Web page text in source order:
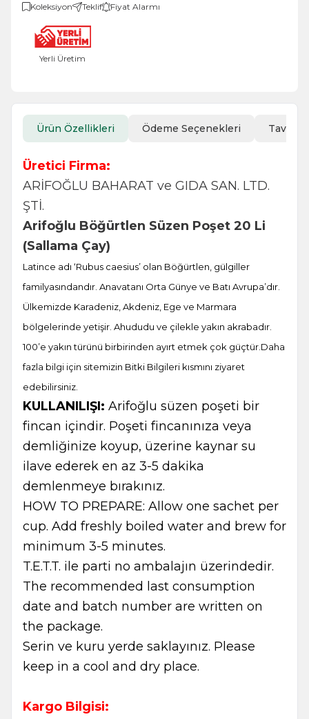
Koleksiyon Teklif Fiyat Alarmı
Yerli Üretim
Ürün Özellikleri Ödeme Seçenekleri Tavsiye
Üretici Firma:
ARİFOĞLU BAHARAT ve GIDA SAN. LTD.
ŞTİ.
Arifoğlu Böğürtlen Süzen Poşet 20 Li
(Sallama Çay)
Latince adı ‘Rubus caesius’ olan Böğürtlen, gülgiller
familyasındandır. Anavatanı Orta Günye ve Batı Avrupa’dır.
Ülkemizde Karadeniz, Akdeniz, Ege ve Marmara
bölgelerinde yetişir. Ahududu ve çilekle yakın akrabadır.
100’e yakın türünü birbirinden ayırt etmek çok güçtür.Daha
fazla bilgi için sitemizin Bitki Bilgileri kısmını ziyaret
edebilirsiniz.
KULLANILIŞI: Arifoğlu süzen poşeti bir
fincan içindir. Poşeti fincanınıza veya
demliğinize koyup, üzerine kaynar su
ilave ederek en az 3-5 dakika
demlenmeye bırakınız.
HOW TO PREPARE: Allow one sachet per
cup. Add freshly boiled water and brew for
minimum 3-5 minutes.
T.E.T.T. ile parti no ambalajın üzerindedir.
The recommended last consumption
date and batch number are written on
the package.
Serin ve kuru yerde saklayınız. Please
keep in a cool and dry place.
Kargo Bilgisi: